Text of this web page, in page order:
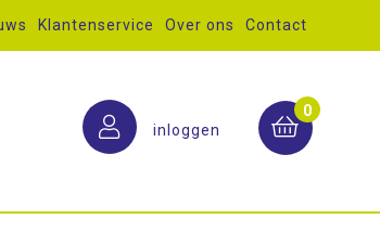
Klantenservice Over ons Contact
inloggen
0